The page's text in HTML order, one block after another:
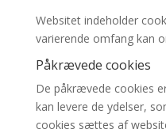
Websitet indeholder
varierende omfang kan
Påkrævede cookies
De påkrævede cookies
kan levere de ydelser,
cookies sættes af